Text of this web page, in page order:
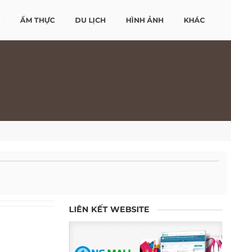
ẨM THỰC DU LỊCH HÌNH ẢNH KHÁC
LIÊN KẾT WEBSITE